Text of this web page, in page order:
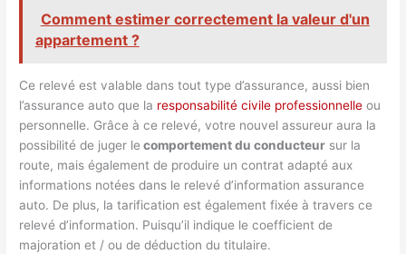
Comment estimer correctement la valeur d'un
appartement ?
Ce relevé est valable dans tout type d’assurance, aussi bien
l’assurance auto que la responsabilité civile professionnelle ou
personnelle. Grâce à ce relevé, votre nouvel assureur aura la
possibilité de juger le comportement du conducteur sur la
route, mais également de produire un contrat adapté aux
informations notées dans le relevé d’information assurance
auto. De plus, la tarification est également fixée à travers ce
relevé d’information. Puisqu’il indique le coefficient de
majoration et / ou de déduction du titulaire.